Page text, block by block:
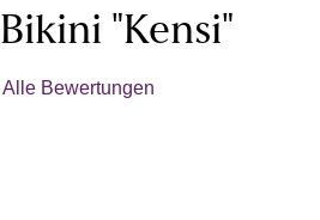
"Kensi"
Alle Bewertungen